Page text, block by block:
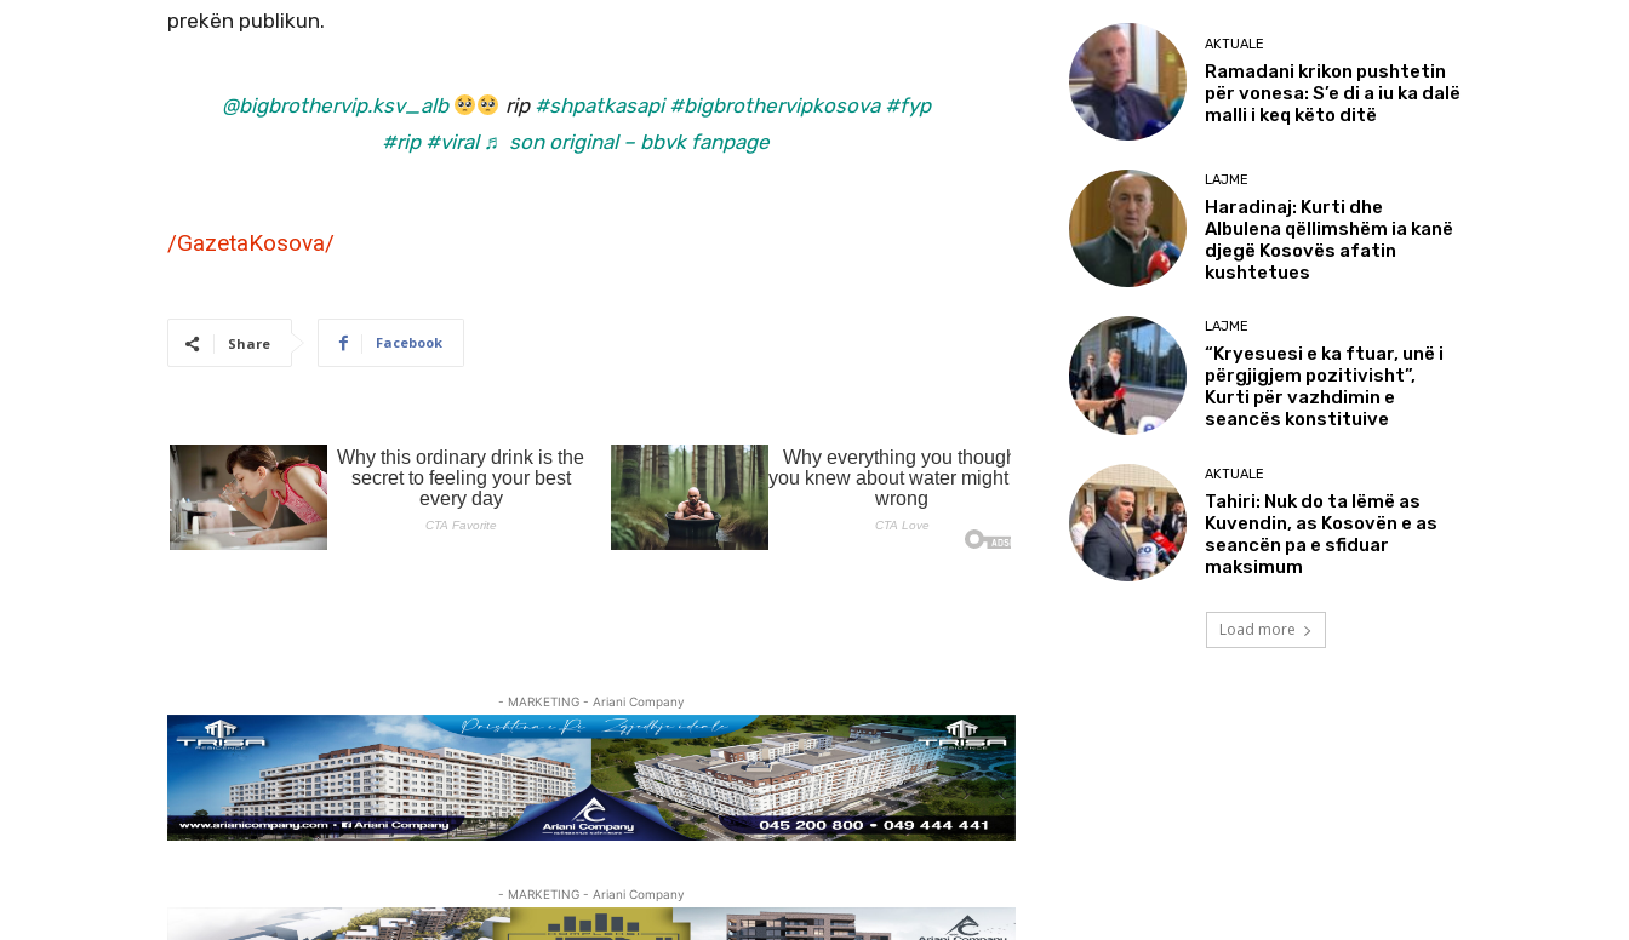
prekën publikun.
@bigbrothervip.ksv_alb rip #shpatkasapi #bigbrothervipkosova #fyp
#rip #viral ♬ son original – bbvk fanpage
/GazetaKosova/
Share Facebook
- MARKETING - Ariani Company
- MARKETING - Ariani Company
AKTUALE
Ramadani krikon pushtetin
për vonesa: S’e di a iu ka dalë
malli i keq këto ditë
LAJME
Haradinaj: Kurti dhe
Albulena qëllimshëm ia kanë
djegë Kosovës afatin
kushtetues
LAJME
“Kryesuesi e ka ftuar, unë i
përgjigjem pozitivisht”,
Kurti për vazhdimin e
seancës konstituive
AKTUALE
Tahiri: Nuk do ta lëmë as
Kuvendin, as Kosovën e as
seancën pa e sfiduar
maksimum
Load more